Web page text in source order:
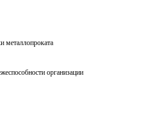
металлопроката
организации